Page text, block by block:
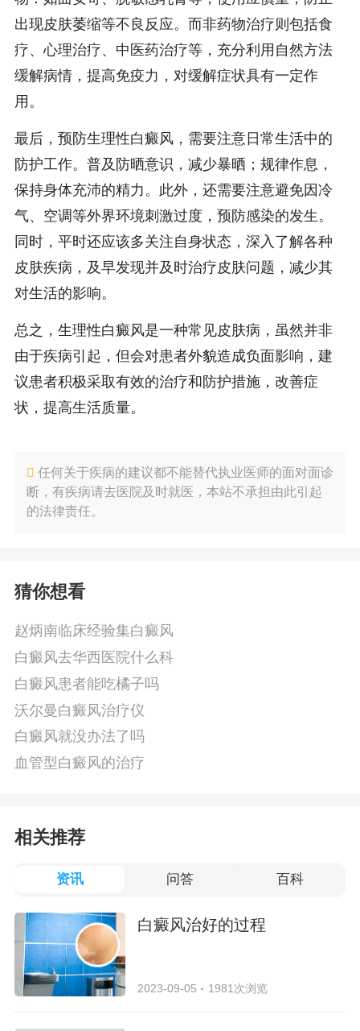
出现皮肤萎缩等不良反应。而非药物治疗则包括食
疗、心理治疗、中医药治疗等，充分利用自然方法
缓解病情，提高免疫力，对缓解症状具有一定作
用。
最后，预防生理性白癜风，需要注意日常生活中的
防护工作。普及防晒意识，减少暴晒；规律作息，
保持身体充沛的精力。此外，还需要注意避免因冷
气、空调等外界环境刺激过度，预防感染的发生。
同时，平时还应该多关注自身状态，深入了解各种
皮肤疾病，及早发现并及时治疗皮肤问题，减少其
对生活的影响。
总之，生理性白癜风是一种常见皮肤病，虽然并非
由于疾病引起，但会对患者外貌造成负面影响，建
议患者积极采取有效的治疗和防护措施，改善症
状，提高生活质量。
任何关于疾病的建议都不能替代执业医师的面对面诊
断，有疾病请去医院及时就医，本站不承担由此引起
的法律责任。
猜你想看
赵炳南临床经验集白癜风
白癜风去华西医院什么科
白癜风患者能吃橘子吗
沃尔曼白癜风治疗仪
白癜风就没办法了吗
血管型白癜风的治疗
相关推荐
资讯 问答 百科
白癜风治好的过程
2023-09-05 1981次浏览